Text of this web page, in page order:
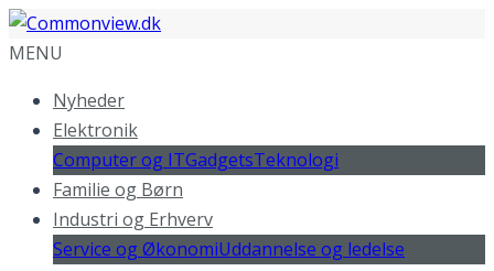
MENU
Nyheder
Elektronik
Computer og ITGadgetsTeknologi
Familie og Børn
Industri og Erhverv
Service og ØkonomiUddannelse og ledelse